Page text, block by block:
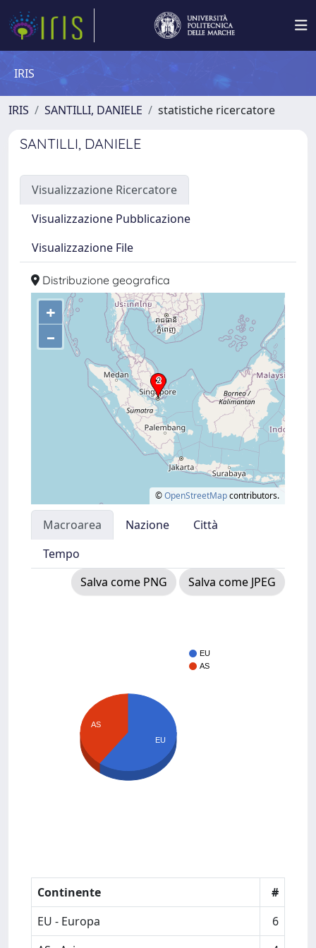
IRIS
IRIS SANTILLI, DANIELE statistiche ricercatore
SANTILLI, DANIELE
Visualizzazione Ricercatore
Visualizzazione Pubblicazione
Visualizzazione File
Distribuzione geografica
+
–
©OpenStreetMapcontributors.
Macroarea Nazione
Città
Tempo
Salva come PNG
Salva come JPEG
EU
AS
AS
EU
Continente
#
EU - Europa
6